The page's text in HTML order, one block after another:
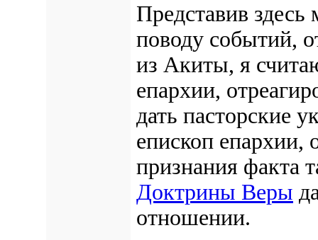
Представив
поводу событий,
из Акиты, я
епархии,
дать пасторские
епископ епархии,
признания факта
Доктрины Веры
отношении.